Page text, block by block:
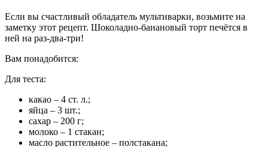
Если вы счастливый обладатель мультиварки, возьмите на
заметку этот рецепт. Шоколадно-банановый торт печётся в
ней на раз-два-три!
Вам понадобится:
Для теста:
какао – 4 ст. л.;
яйца – 3 шт.;
сахар – 200 г;
молоко – 1 стакан;
масло растительное – полстакана;